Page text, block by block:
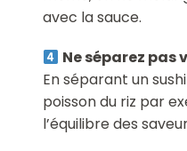
avec la sauce.
Ne séparez pas
En séparant un
poisson du riz par
l’équilibre des